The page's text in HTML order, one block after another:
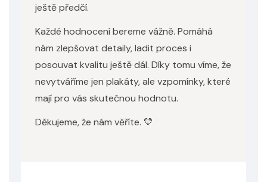
ještě předčí.
Každé hodnocení bereme vážně. Pomáhá
nám zlepšovat detaily, ladit proces i
posouvat kvalitu ještě dál. Díky tomu víme, že
nevytváříme jen plakáty, ale vzpomínky, které
mají pro vás skutečnou hodnotu.
Děkujeme, že nám věříte. 💛